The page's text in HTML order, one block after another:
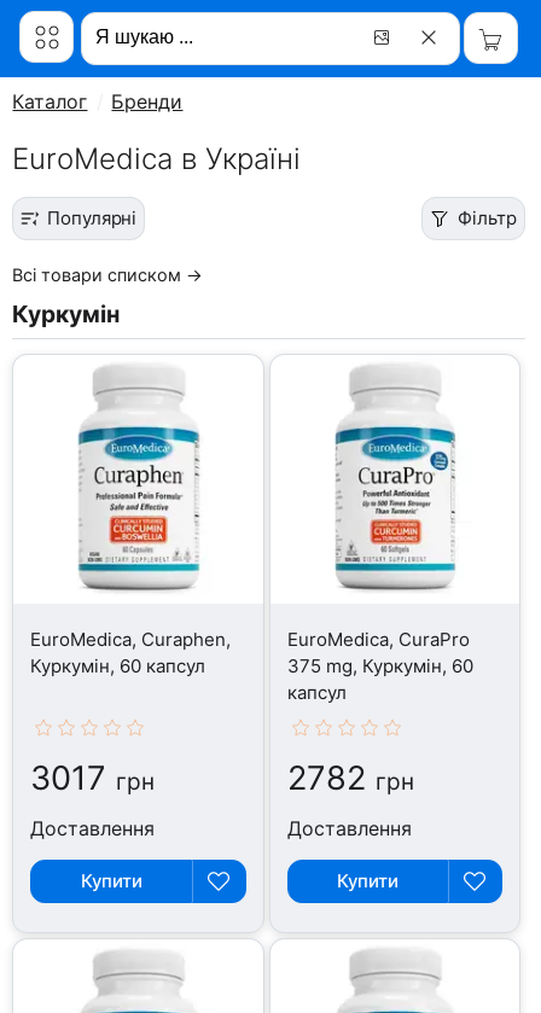
Каталог Бренди
EuroMedica в Україні
Популярні Фільтр
Всі товари списком →
Куркумін
EuroMedica, Curaphen,
Куркумін, 60 капсул
3017 грн
Доставлення
Купити
EuroMedica, CuraPro
375 mg, Куркумін, 60
капсул
2782 грн
Доставлення
Купити